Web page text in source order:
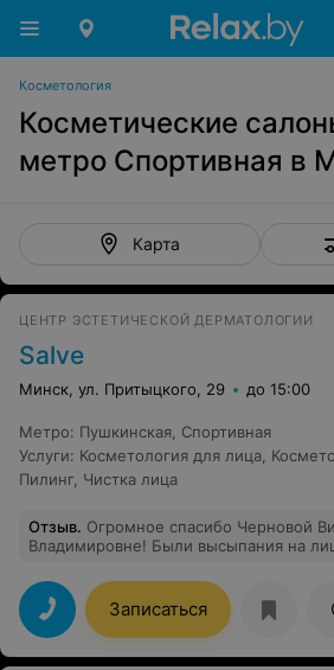
Косметология
Косметические
метро Спортивная в
Карта
ЦЕНТР ЭСТЕТИЧЕСКОЙ ДЕРМАТОЛОГИИ
Salve
Минск, ул. Притыцкого, 29 до 15:00
Метро: Пушкинская Спортивная
Услуги: Косметология для лица
Пилинг, Чистка лица
Отзыв. Огромное спасибо Черновой
Владимировне! Были высыпания на
Также врач решила мою проблему с
неожиданно появилась. Очень
Виктории Владимировне, как к
и приятному человеку! И в целом,
внимательный и вежливый, не
Записаться